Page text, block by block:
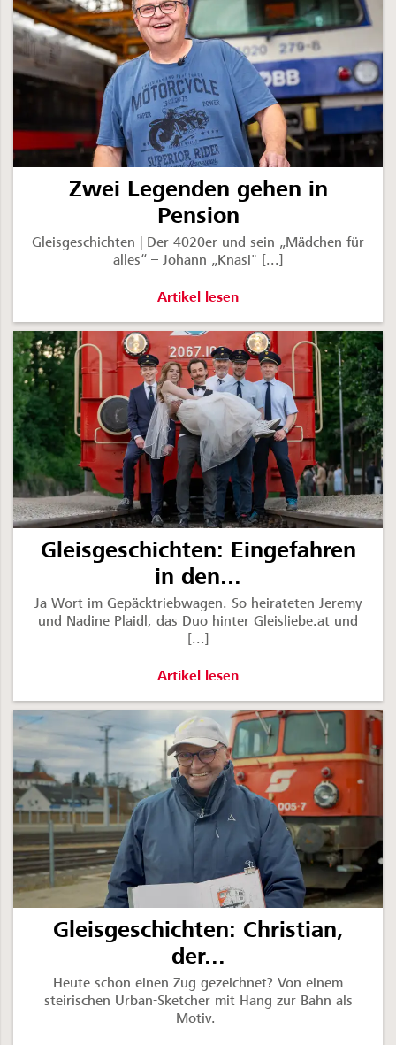
Zwei Legenden gehen in
Pension
Gleisgeschichten | Der 4020er und sein „Mädchen für
alles“ – Johann „Knasi" [...]
Zwei Legenden gehen in Pension -
Artikel lesen
Gleisgeschichten: Eingefahren
in den...
Ja-Wort im Gepäcktriebwagen. So heirateten Jeremy
und Nadine Plaidl, das Duo hinter Gleisliebe.at und
[...]
Gleisgeschichten: Eingefahren in
Artikel lesen
Gleisgeschichten: Christian,
der...
Heute schon einen Zug gezeichnet? Von einem
steirischen Urban-Sketcher mit Hang zur Bahn als
Motiv.